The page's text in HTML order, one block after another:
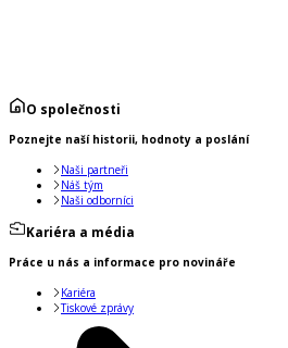
O společnosti
Poznejte naší historii, hodnoty a poslání
Naši partneři
Náš tým
Naši odborníci
Kariéra a média
Práce u nás a informace pro novináře
Kariéra
Tiskové zprávy